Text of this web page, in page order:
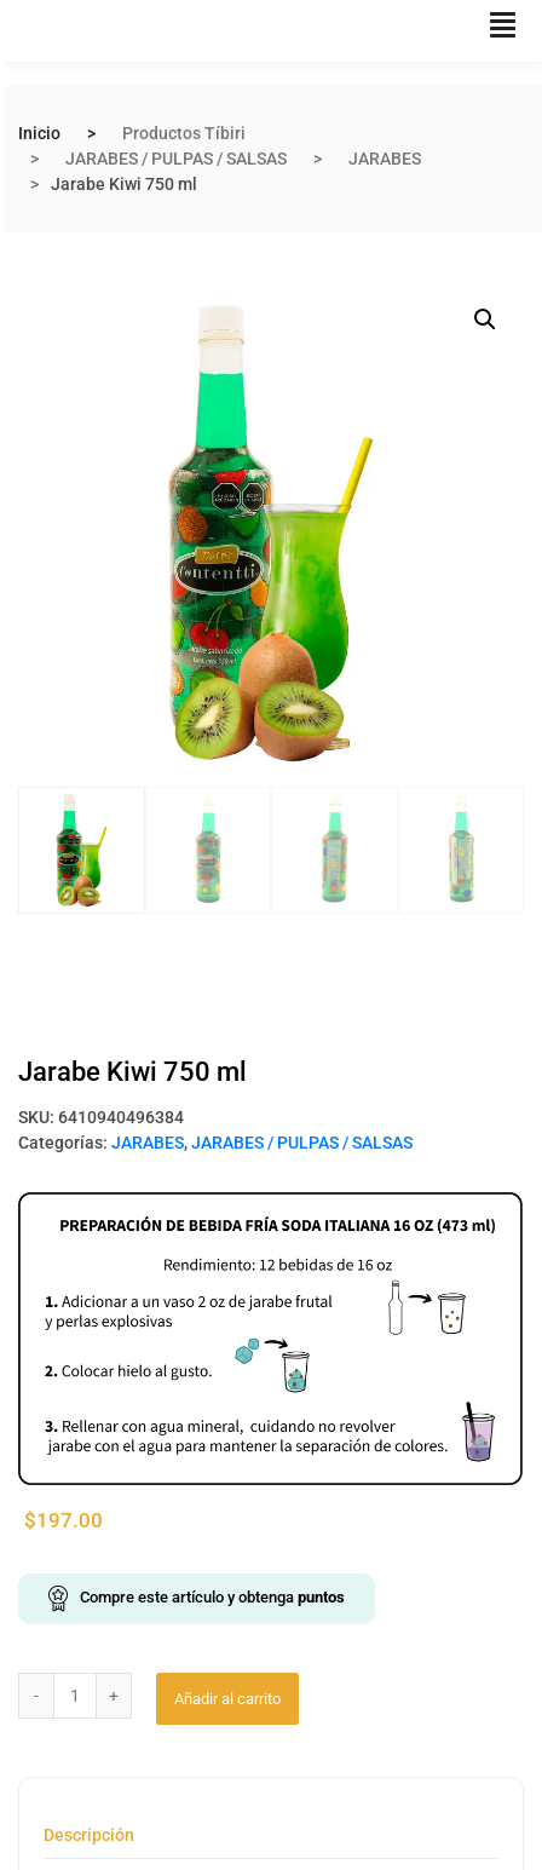
Inicio
Productos Tíbiri
JARABES / PULPAS / SALSAS
JARABES
Jarabe Kiwi 750 ml
Jarabe Kiwi 750 ml
SKU: 6410940496384
Categorías: JARABES,JARABES / PULPAS / SALSAS
$197.00
Compre este artículo y obtenga puntos
Añadir al carrito
Descripción